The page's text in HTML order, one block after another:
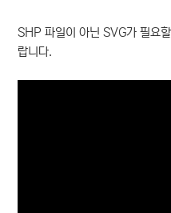
SHP 파일이 아닌 SVG가 필요
랍니다.